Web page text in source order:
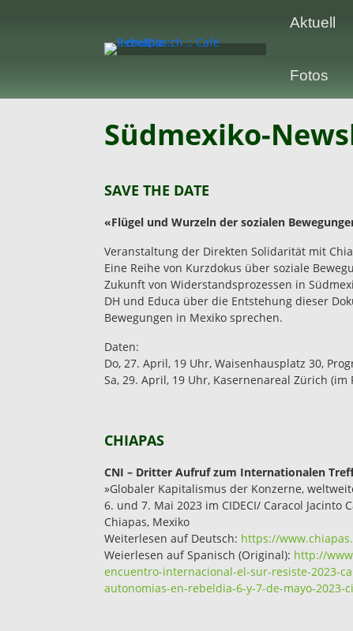
Aktuell
Fotos
Südmexiko-
SAVE THE DATE
«Flügel und Wurzeln der sozialen
Veranstaltung der Direkten Solidarität mit
Eine Reihe von Kurzdokus über soziale
Zukunft von Widerstandsprozessen in
DH und Educa über die Entstehung dieser
Bewegungen in Mexiko sprechen.
Daten:
Do, 27. April, 19 Uhr, Waisenhausplatz 30,
Sa, 29. April, 19 Uhr, Kasernenareal Zürich (im
CHIAPAS
CNI – Dritter Aufruf zum Internationalen
»Globaler Kapitalismus der Konzerne,
6. und 7. Mai 2023 im CIDECI/ Caracol Jacinto
Chiapas, Mexiko
Weiterlesen auf Deutsch: https://
Weierlesen auf Spanisch (Original): http://
encuentro-internacional-el-sur-resiste-2023-
autonomias-en-rebeldia-6-y-7-de-mayo-2023-